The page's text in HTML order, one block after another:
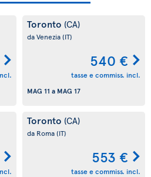
Toronto (CA)
da Venezia(IT)
540 €
tasse e commiss. incl.
MAG 11 a MAG 17
Toronto (CA)
da Roma(IT)
553 €
tasse e commiss. incl.